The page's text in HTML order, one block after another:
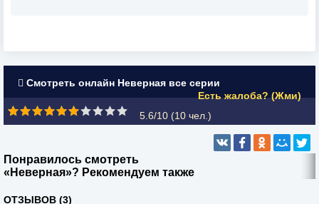
Смотреть онлайн Неверная все серии
Есть жалоба? (Жми)
5.6/10 (10 чел.)
Понравилось смотреть
«Неверная»? Рекомендуем также
ОТЗЫВОВ (3)